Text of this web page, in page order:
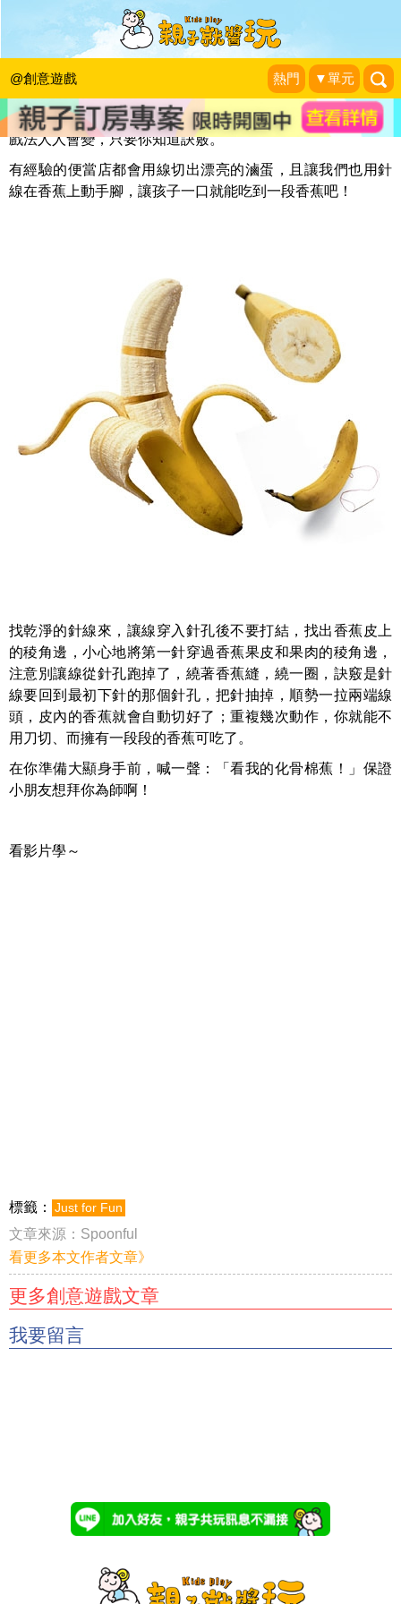
@創意遊戲 熱門 ▼單元
針線化骨棉蕉
小玉米的媽|
戲法人人會變，只要你知道訣竅。
有經驗的便當店都會用線切出漂亮的滷蛋，且讓我們也用針
線在香蕉上動手腳，讓孩子一口就能吃到一段香蕉吧！
找乾淨的針線來，讓線穿入針孔後不要打結，找出香蕉皮上
的稜角邊，小心地將第一針穿過香蕉果皮和果肉的稜角邊，
注意別讓線從針孔跑掉了，繞著香蕉縫，繞一圈，訣竅是針
線要回到最初下針的那個針孔，把針抽掉，順勢一拉兩端線
頭，皮內的香蕉就會自動切好了；重複幾次動作，你就能不
用刀切、而擁有一段段的香蕉可吃了。
在你準備大顯身手前，喊一聲：「看我的化骨棉蕉！」保證
小朋友想拜你為師啊！
看影片學～
標籤： Just for Fun
文章來源： Spoonful
看更多本文作者文章》
更多創意遊戲文章
我要留言